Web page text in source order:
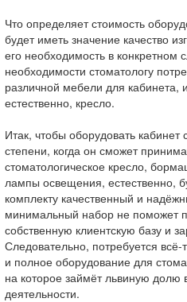
Что определяет стоимость
будет иметь значение качество
его необходимость в конкретном
необходимости стоматологу
различной мебели для кабинета,
естественно, кресло.
Итак, чтобы оборудовать кабинет
степени, когда он сможет
стоматологическое кресло,
лампы освещения, естественно,
комплекту качественный и
минимальный набор не поможет
собственную клиентскую базу и
Следовательно, потребуется всё-
и полное оборудование для
на которое займёт львиную
деятельности.